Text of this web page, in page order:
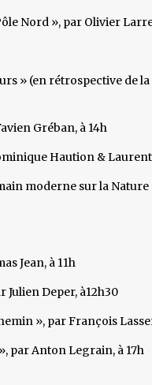
Nord », par Olivier
» (en rétrospective de
Gréban, à 14h
Haution & Laurent
moderne sur la Nature
Jean, à 11h
Julien Deper, à12h30
», par François
par Anton Legrain, à 17h